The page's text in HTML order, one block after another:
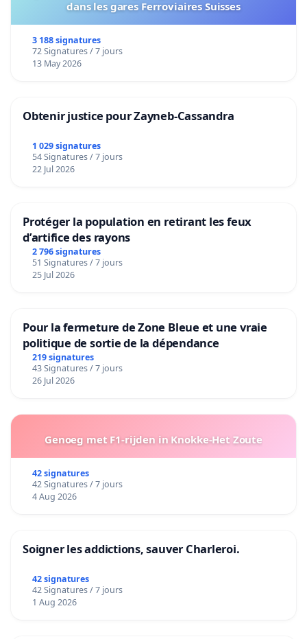
dans les gares Ferroviaires Suisses
3 188 signatures
72 Signatures / 7 jours
13 May 2026
Obtenir justice pour Zayneb-Cassandra
1 029 signatures
54 Signatures / 7 jours
22 Jul 2026
Protéger la population en retirant les feux
d’artifice des rayons
2 796 signatures
51 Signatures / 7 jours
25 Jul 2026
Pour la fermeture de Zone Bleue et une vraie
politique de sortie de la dépendance
219 signatures
43 Signatures / 7 jours
26 Jul 2026
Genoeg met F1-rijden in Knokke-Het Zoute
42 signatures
42 Signatures / 7 jours
4 Aug 2026
Soigner les addictions, sauver Charleroi.
42 signatures
42 Signatures / 7 jours
1 Aug 2026